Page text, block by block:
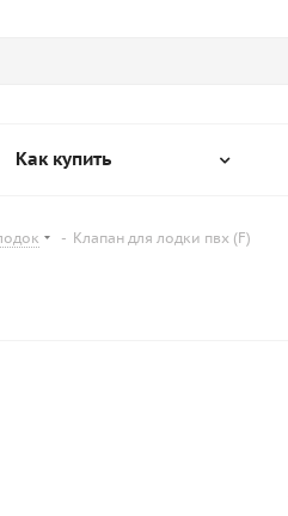
Как купить
- Клапан для лодки пвх (F)